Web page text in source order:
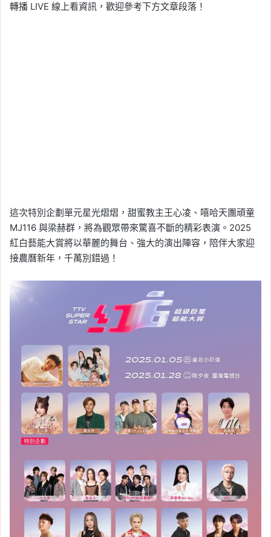
轉播 LIVE 線上看資訊，歡迎參考下方文章段落！
這次特別企劃單元星光熠熠，甜蜜教主王心凌、嘻哈天團頑童
MJ116 與梁赫群，將為觀眾帶來驚喜不斷的精彩表演。2025
紅白藝能大賞將以華麗的舞台、強大的演出陣容，陪伴大家迎
接農曆新年，千萬別錯過！